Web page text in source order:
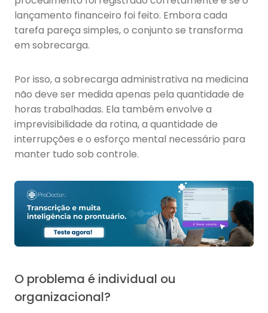
lançamento financeiro foi feito. Embora cada
tarefa pareça simples, o conjunto se transforma
em sobrecarga.
Por isso, a sobrecarga administrativa na medicina
não deve ser medida apenas pela quantidade de
horas trabalhadas. Ela também envolve a
imprevisibilidade da rotina, a quantidade de
interrupções e o esforço mental necessário para
manter tudo sob controle.
O problema é individual ou
organizacional?